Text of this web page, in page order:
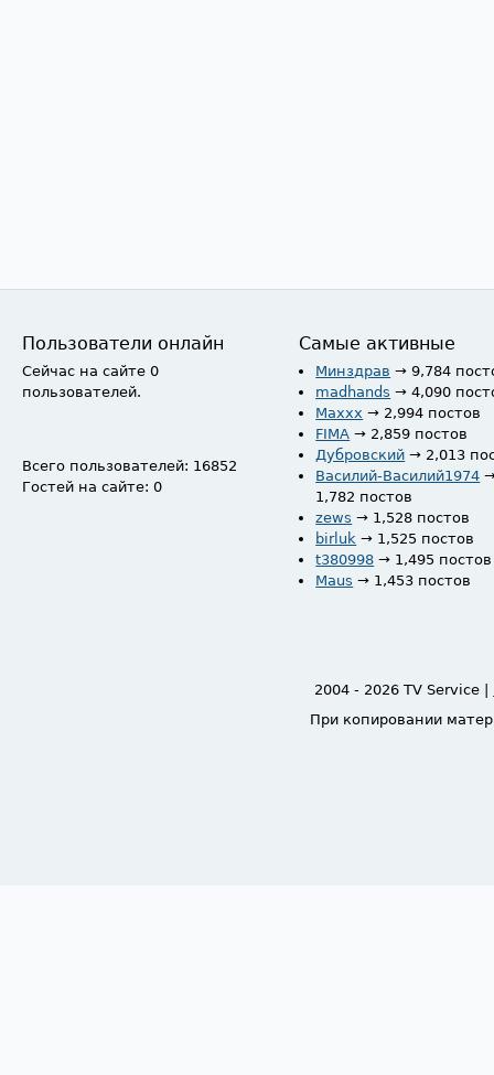
Пользователи онлайн
Сейчас на сайте 0
пользователей.
Всего пользователей: 16852
Гостей на сайте: 0
Самые активные
Минздрав → 9,784
madhands → 4,090
Maxxx → 2,994 постов
FIMA → 2,859 постов
Дубровский → 2,013
Василий-Василий1974
1,782 постов
zews → 1,528 постов
birluk → 1,525 постов
t380998 → 1,495 постов
Maus → 1,453 постов
2004 - 2026 TV Service |
При копировании